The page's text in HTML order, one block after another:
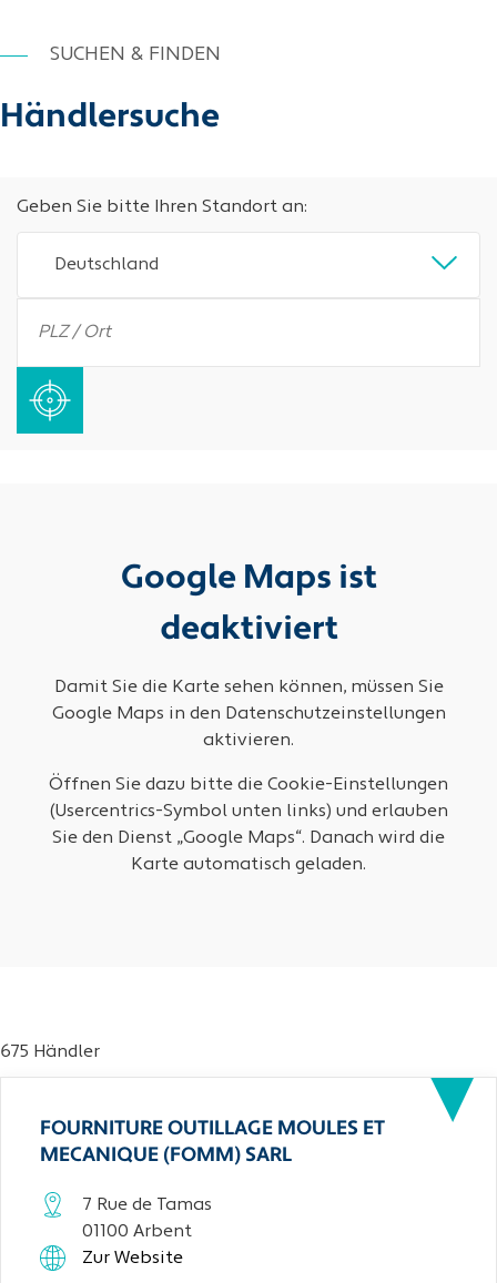
SUCHEN & FINDEN
Händlersuche
Geben Sie bitte Ihren Standort an:
Deutschland
Google Maps ist
deaktiviert
Damit Sie die Karte sehen können, müssen Sie
Google Maps in den Datenschutzeinstellungen
aktivieren.
Öffnen Sie dazu bitte die Cookie-Einstellungen
(Usercentrics-Symbol unten links) und erlauben
Sie den Dienst „Google Maps“. Danach wird die
Karte automatisch geladen.
675 Händler
FOURNITURE OUTILLAGE MOULES ET
MECANIQUE (FOMM) SARL
7 Rue de Tamas
01100 Arbent
Zur Website